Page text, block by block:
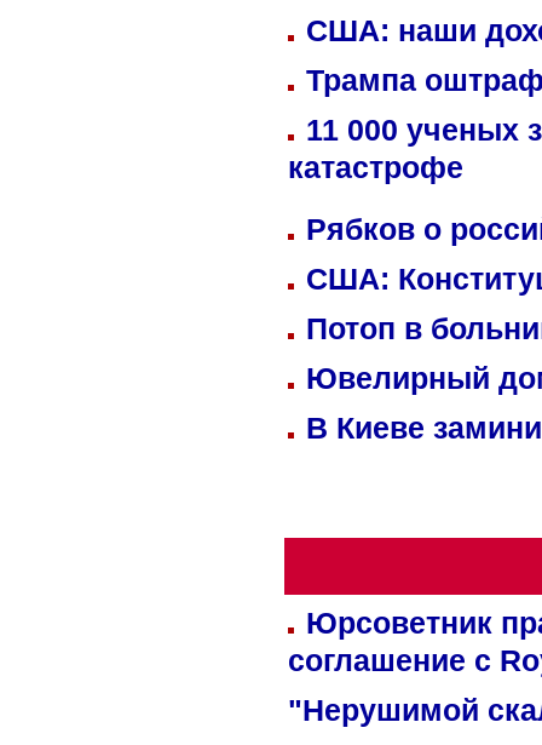
США: наши
Трампа
11 000 ученых
катастрофе
Рябков о
США:
Потоп в
Ювелирный
В Киеве
Юрсоветник
соглашение с
"Нерушимой